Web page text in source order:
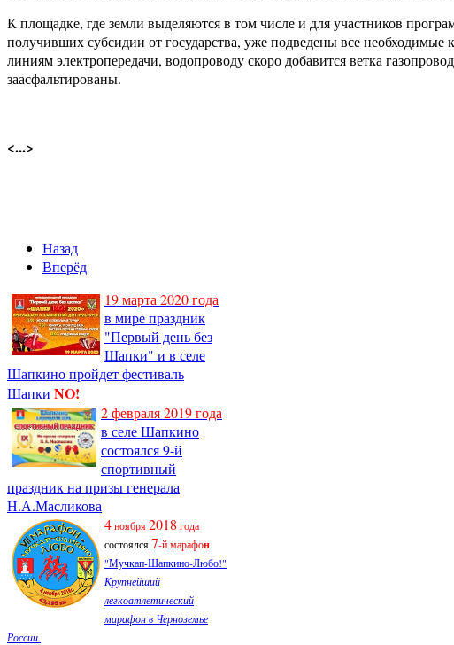
К площадке, где земли выделяются в том числе и для участников
получивших субсидии от государства, уже подведены все
линиям электропередачи, водопроводу скоро добавится ветка
заасфальтированы.
<...>
Назад
Вперёд
19 марта 2020 года
в мире праздник
"Первый день без
Шапки" и в селе
Шапкино пройдет фестиваль
Шапки NO!
2 февраля 2019 года
в селе Шапкино
состоялся 9-й
спортивный
праздник на призы генерала
Н.А.Масликова
4ноября2018 года
состоялся7-й марафон
"Мучкап-Шапкино-Любо!"
Крупнейший
легкоатлетический
марафон в Черноземье
России.